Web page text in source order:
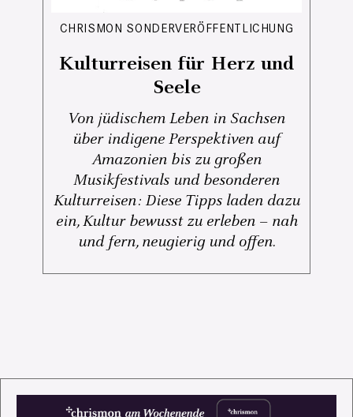
CHRISMON SONDERVERÖFFENTLICHUNG
Kulturreisen für Herz und
Seele
Von jüdischem Leben in Sachsen
über indigene Perspektiven auf
Amazonien bis zu großen
Musikfestivals und besonderen
Kulturreisen: Diese Tipps laden dazu
ein, Kultur bewusst zu erleben – nah
und fern, neugierig und offen.